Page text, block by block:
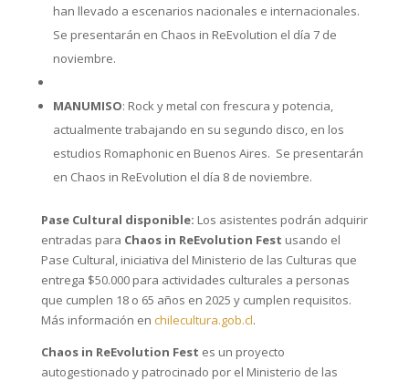
han llevado a escenarios nacionales e internacionales.
Se presentarán en Chaos in ReEvolution el día 7 de
noviembre.
MANUMISO: Rock y metal con frescura y potencia,
actualmente trabajando en su segundo disco, en los
estudios Romaphonic en Buenos Aires. Se presentarán
en Chaos in ReEvolution el día 8 de noviembre.
Pase Cultural disponible: Los asistentes podrán adquirir
entradas para Chaos in ReEvolution Fest usando el
Pase Cultural, iniciativa del Ministerio de las Culturas que
entrega $50.000 para actividades culturales a personas
que cumplen 18 o 65 años en 2025 y cumplen requisitos.
Más información en chilecultura.gob.cl.
Chaos in ReEvolution Fest es un proyecto
autogestionado y patrocinado por el Ministerio de las